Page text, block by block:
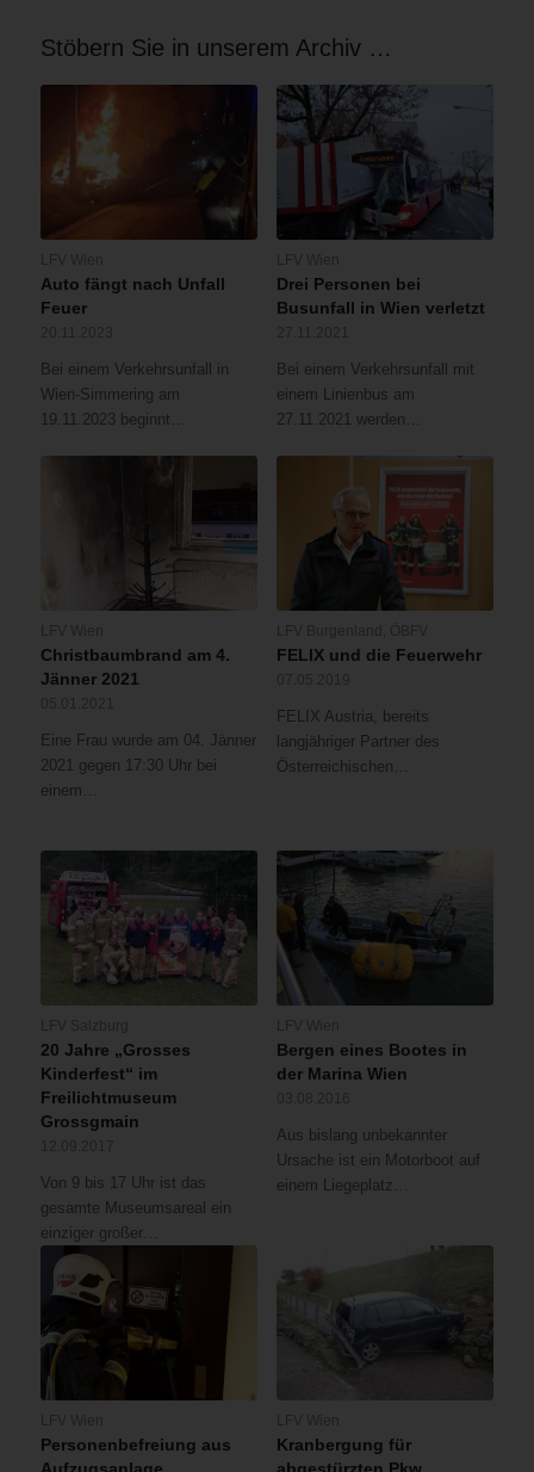
Stöbern Sie in unserem Archiv …
Auto fängt nach Unfall
Feuer
Bei einem Verkehrsunfall in
Wien-Simmering am
19.11.2023 beginnt…
Drei Personen bei
Busunfall in Wien verletzt
Bei einem Verkehrsunfall mit
einem Linienbus am
27.11.2021 werden…
Christbaumbrand am 4.
Jänner 2021
Eine Frau wurde am 04. Jänner
2021 gegen 17:30 Uhr bei
einem…
FELIX und die Feuerwehr
FELIX Austria, bereits
langjähriger Partner des
Österreichischen…
20 Jahre „Grosses
Kinderfest“ im
Freilichtmuseum
Grossgmain
Von 9 bis 17 Uhr ist das
gesamte Museumsareal ein
einziger großer…
Bergen eines Bootes in
der Marina Wien
Aus bislang unbekannter
Ursache ist ein Motorboot auf
einem Liegeplatz…
Personenbefreiung aus
Kranbergung für